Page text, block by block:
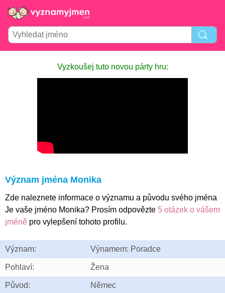
Vyzkoušej tuto novou párty hru:
Význam jména Monika
Zde naleznete informace o významu a původu svého jména
Je vaše jméno Monika? Prosím odpovězte 5 otázek o vášem
jméně pro vylepšení tohoto profilu.
Význam: Výnamem: Poradce
Pohlaví: Žena
Původ: Němec